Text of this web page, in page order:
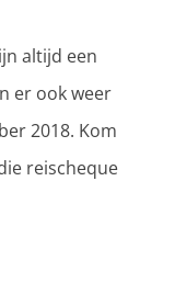
altijd een
er ook weer
2018. Kom
reischeque